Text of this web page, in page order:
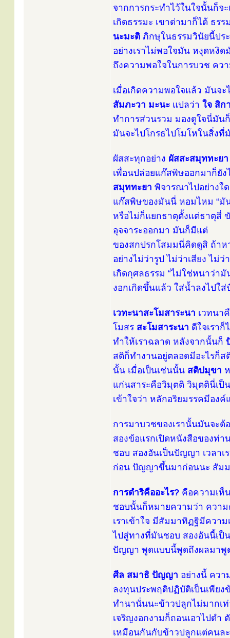
จากการกระทำไว้ในใจนั้นก็จ
เกิดธรรมะ เขาด่ามาก็ได้ ธร
นะมะติ ภิกษุในธรรมวินัยนี้ปร
อย่างเราไม่พอใจมัน หงุดหงิ
ถึงความพอใจในการบวช ค
เมื่อเกิดความพอใจแล้ว มันจ
สัมภะวา มะนะ แปลว่า ใจ สิก
ทำการส่วนรวม มองดูใจนี่มัน
มันจะไปโกรธไปโมโหในสิ่งที่
ผัสสะทุกอย่าง ผัสสะสมุททะยา
เพื่อนปล่อยแก๊สพิษออกมาก็ยัง
สมุททะยา พิจารณาไปอย่างใ
แก๊สพิษของมันนี่ หอมไหม “มั
หรือไม่ก็แยกธาตุตั้งแต่ธาตุสี่
อุจจาระออกมา มันก็มีแต่
ของสกปรกโสมมนี่คิดดูสิ ถ้า
อย่างไม่ว่ารูป ไม่ว่าเสียง ไม่
เกิดกุศลธรรม “ไม่ใช่หนาว่า
งอกเกิดขึ้นแล้ว ใส่น้ำลงไปใ
เวทะนาสะโมสาระนา เวทนา
โมสร สะโมสาระนา ดีใจเราก็
ทำให้เราฉลาด หลังจากนั้นก็
สติก็ทำงานอยู่ตลอดมีอะไรก็
นั้น เมื่อเป็นเช่นนั้น สติปมุขา
แก่นสาระคือวิมุตติ วิมุตตินี่เป็
เข้าใจว่า หลักอริยมรรคมีอง
การมาบวชของเรานั้นมันจะ
สองข้อแรกเปิดหนังสือของท่
ชอบ สองอันเป็นปัญญา เวลา
ก่อน ปัญญาขึ้นมาก่อนนะ สัม
การดำริคืออะไร? คือความเห็
ชอบนั้นก็หมายความว่า ควา
เราเข้าใจ มีสัมมาทิฏฐิมีควา
ไปสู่ทางที่มันชอบ สองอันนี้เ
ปัญญา พูดแบบนี้พูดถึงผลมาพูด
ศีล สมาธิ ปัญญา อย่างนี้ คว
ลงทุนประพฤติปฏิบัติเป็นเพีย
ทำนานั่นนะข้าวปลูกไม่มากเ
เจริญงอกงามก็ถอนเอาไปดำ
เหมือนกันกับข้าวปลูกแต่คนล